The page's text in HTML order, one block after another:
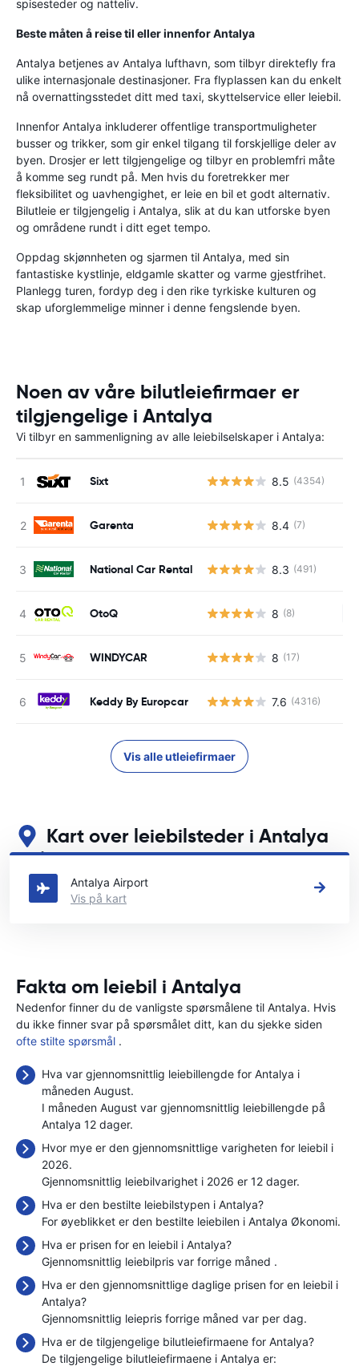
spisesteder og natteliv.
Beste måten å reise til eller innenfor Antalya
Antalya betjenes av Antalya lufthavn, som tilbyr direktefly fra
ulike internasjonale destinasjoner. Fra flyplassen kan du enkelt
nå overnattingsstedet ditt med taxi, skyttelservice eller leiebil.
Innenfor Antalya inkluderer offentlige transportmuligheter
busser og trikker, som gir enkel tilgang til forskjellige deler av
byen. Drosjer er lett tilgjengelige og tilbyr en problemfri måte
å komme seg rundt på. Men hvis du foretrekker mer
fleksibilitet og uavhengighet, er leie en bil et godt alternativ.
Bilutleie er tilgjengelig i Antalya, slik at du kan utforske byen
og områdene rundt i ditt eget tempo.
Oppdag skjønnheten og sjarmen til Antalya, med sin
fantastiske kystlinje, eldgamle skatter og varme gjestfrihet.
Planlegg turen, fordyp deg i den rike tyrkiske kulturen og
skap uforglemmelige minner i denne fengslende byen.
Noen av våre bilutleiefirmaer er
tilgjengelige i Antalya
Vi tilbyr en sammenligning av alle leiebilselskaper i Antalya:
Sixt 8.5 (4354)
Garenta 8.4 (7)
National Car Rental 8.3 (491)
OtoQ 8 (8)
WINDYCAR 8 (17)
Keddy By Europcar 7.6 (4316)
Vis alle utleiefirmaer
Kart over leiebilsteder i Antalya
Se våre viktigste bilutleiesteder i Antalya
Antalya Airport
Vis på kart
Fakta om leiebil i Antalya
Nedenfor finner du de vanligste spørsmålene til Antalya. Hvis
du ikke finner svar på spørsmålet ditt, kan du sjekke siden
ofte stilte spørsmål .
Hva var gjennomsnittlig leiebillengde for Antalya i
måneden August.
I måneden August var gjennomsnittlig leiebillengde på
Antalya 12 dager.
Hvor mye er den gjennomsnittlige varigheten for leiebil i
2026.
Gjennomsnittlig leiebilvarighet i 2026 er 12 dager.
Hva er den bestilte leiebilstypen i Antalya?
For øyeblikket er den bestilte leiebilen i Antalya Økonomi.
Hva er prisen for en leiebil i Antalya?
Gjennomsnittlig leiebilpris var forrige måned .
Hva er den gjennomsnittlige daglige prisen for en leiebil i
Antalya?
Gjennomsnittlig leiepris forrige måned var per dag.
Hva er de tilgjengelige bilutleiefirmaene for Antalya?
De tilgjengelige bilutleiefirmaene i Antalya er: